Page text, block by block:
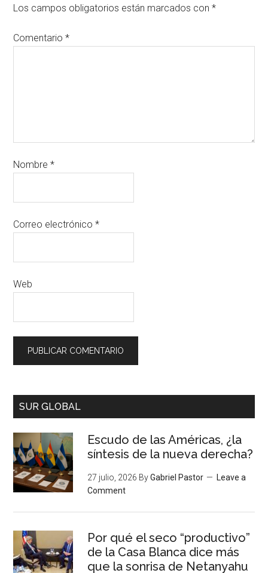
Los campos obligatorios están marcados con*
Comentario*
Nombre*
Correo electrónico*
Web
SUR GLOBAL
Escudo de las Américas, ¿la
síntesis de la nueva derecha?
27 julio, 2026 ByGabriel Pastor
Leave a
Comment
Por qué el seco “productivo”
de la Casa Blanca dice más
que la sonrisa de Netanyahu